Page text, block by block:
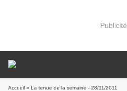
Publicité
Accueil » La tenue de la semaine - 28/11/2011